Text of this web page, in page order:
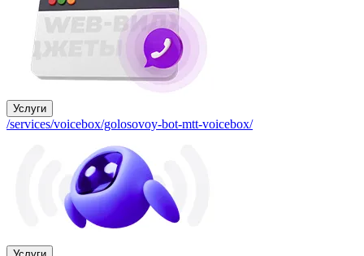
Услуги
/services/voicebox/golosovoy-bot-mtt-voicebox/